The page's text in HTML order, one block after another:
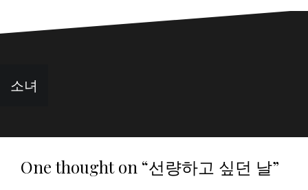
글
탐소녀
One thought on “선량하고 싶던 날”